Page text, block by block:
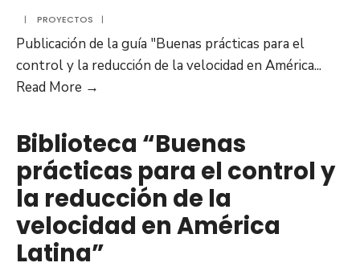
| PROYECTOS |
Publicación de la guía "Buenas prácticas para el
control y la reducción de la velocidad en América...
Read More →
guía:
Buenas
prácticas
para
el
Biblioteca “Buenas
prácticas para el control y
la reducción de la
velocidad en América
Latina”